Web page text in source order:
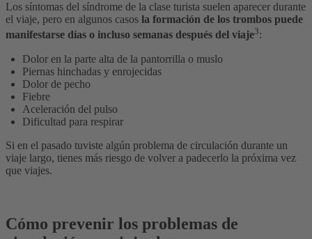
Los síntomas del síndrome de la clase turista suelen aparecer durante
el viaje, pero en algunos casos la formación de los trombos puede
manifestarse días o incluso semanas después del viaje3:
Dolor en la parte alta de la pantorrilla o muslo
Piernas hinchadas y enrojecidas
Dolor de pecho
Fiebre
Aceleración del pulso
Dificultad para respirar
Si en el pasado tuviste algún problema de circulación durante un
viaje largo, tienes más riesgo de volver a padecerlo la próxima vez
que viajes.
Cómo prevenir los problemas de